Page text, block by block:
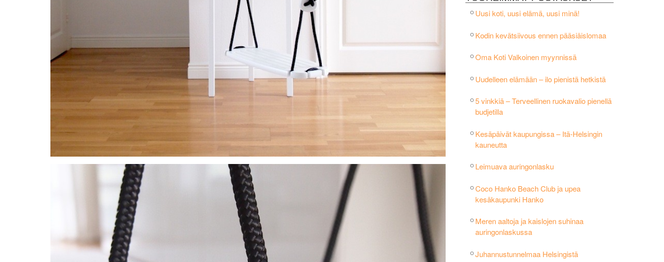
Uusi koti, uusi elämä, uusi minä!
Kodin kevätsiivous ennen pääsiäislomaa
Oma Koti Valkoinen myynnissä
Uudelleen elämään – ilo pienistä hetkistä
5 vinkkiä – Terveellinen ruokavalio pienellä
budjetilla
Kesäpäivät kaupungissa – Itä-Helsingin
kauneutta
Leimuava auringonlasku
Coco Hanko Beach Club ja upea
kesäkaupunki Hanko
Meren aaltoja ja kaislojen suhinaa
auringonlaskussa
Juhannustunnelmaa Helsingistä